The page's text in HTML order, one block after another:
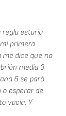
regla estaría
primera
me dice que no
medía 3
6 se paró.
o esperar de
vacía. Y